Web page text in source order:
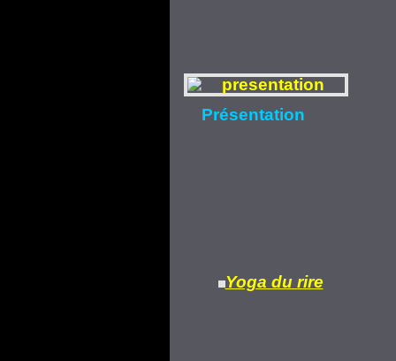
Présentation
Yoga du rire